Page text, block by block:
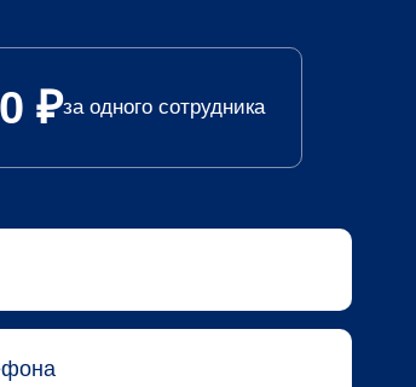
₽за одного сотрудника